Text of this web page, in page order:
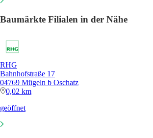
Baumärkte Filialen in der Nähe
RHG
Bahnhofstraße 17
04769 Mügeln b Oschatz
0,02 km
geöffnet